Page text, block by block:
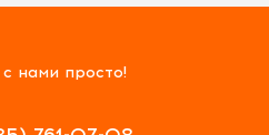
с нами просто!